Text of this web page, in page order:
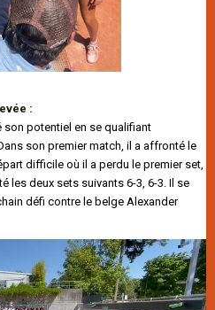
:
son potentiel en se qualifiant
son premier match, il a affronté le
difficile où il a perdu le premier set,
les deux sets suivants 6-3, 6-3. Il se
défi contre le belge Alexander